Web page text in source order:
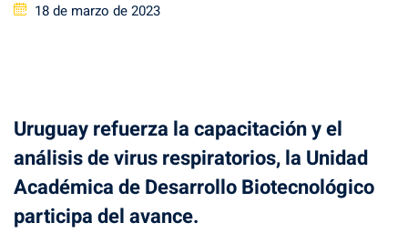
Posted
18 de marzo de 2023
Uruguay refuerza la capacitación y el
análisis de virus respiratorios, la Unidad
Académica de Desarrollo Biotecnológico
participa del avance.